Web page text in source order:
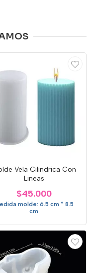
Vela Cilindrica Con
Lineas
$45.000
molde: 6.5 cm * 8.5
cm